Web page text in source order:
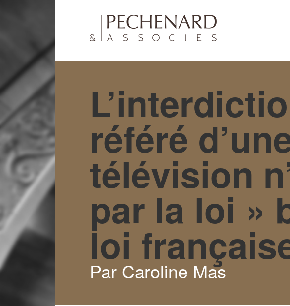
référé
télévision
par la loi »
loi
Par Caroline Mas